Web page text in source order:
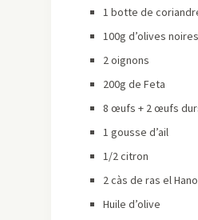
1 botte de
100g d’olives
2 oignons
200g de Feta
8 œufs + 2 œufs
1 gousse d’ail
1/2 citron
2 càs de ras el
Huile d’olive